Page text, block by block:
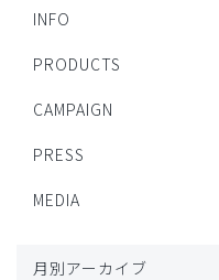
INFO
PRODUCTS
CAMPAIGN
PRESS
MEDIA
月別アーカイブ